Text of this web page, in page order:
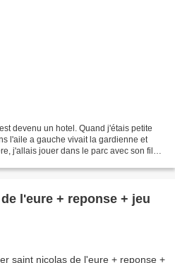
devenu un hotel. Quand j'étais petite
l'aile a gauche vivait la gardienne et
j'allais jouer dans le parc avec son fils!
l'eure + reponse + jeu